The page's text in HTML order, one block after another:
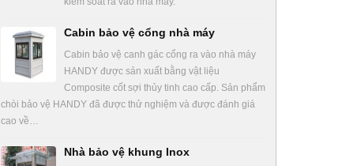
Cabin bảo vệ cổng nhà máy
Cabin bảo vệ canh gác cổng ra vào nhà máy
HANDY được sản xuất bằng vật liệu
Composite cốt sợi thủy tinh cao cấp. Sản phẩm
chòi bảo vệ HANDY đã được thử nghiệm và được đánh giá
cao về…
Nhà bảo vệ khung Inox